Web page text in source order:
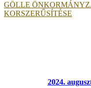
GÖLLE
KORSZERŰSÍTÉSE
2024.